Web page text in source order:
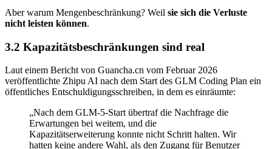
Aber warum Mengenbeschränkung? Weil sie sich die Verluste
nicht leisten können.
3.2 Kapazitätsbeschränkungen sind real
Laut einem Bericht von Guancha.cn vom Februar 2026
veröffentlichte Zhipu AI nach dem Start des GLM Coding Plan ein
öffentliches Entschuldigungsschreiben, in dem es einräumte:
„Nach dem GLM-5-Start übertraf die Nachfrage die
Erwartungen bei weitem, und die
Kapazitätserweiterung konnte nicht Schritt halten. Wir
hatten keine andere Wahl, als den Zugang für Benutzer